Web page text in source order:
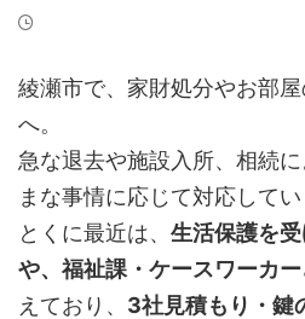
綾瀬市で、家財処分やお部
へ。
急な退去や施設入所、相続
まな事情に応じて対応してい
とくに最近は、 生活保護を
や、福祉課・ケースワーカ
えており、 3社見積もり・鍵